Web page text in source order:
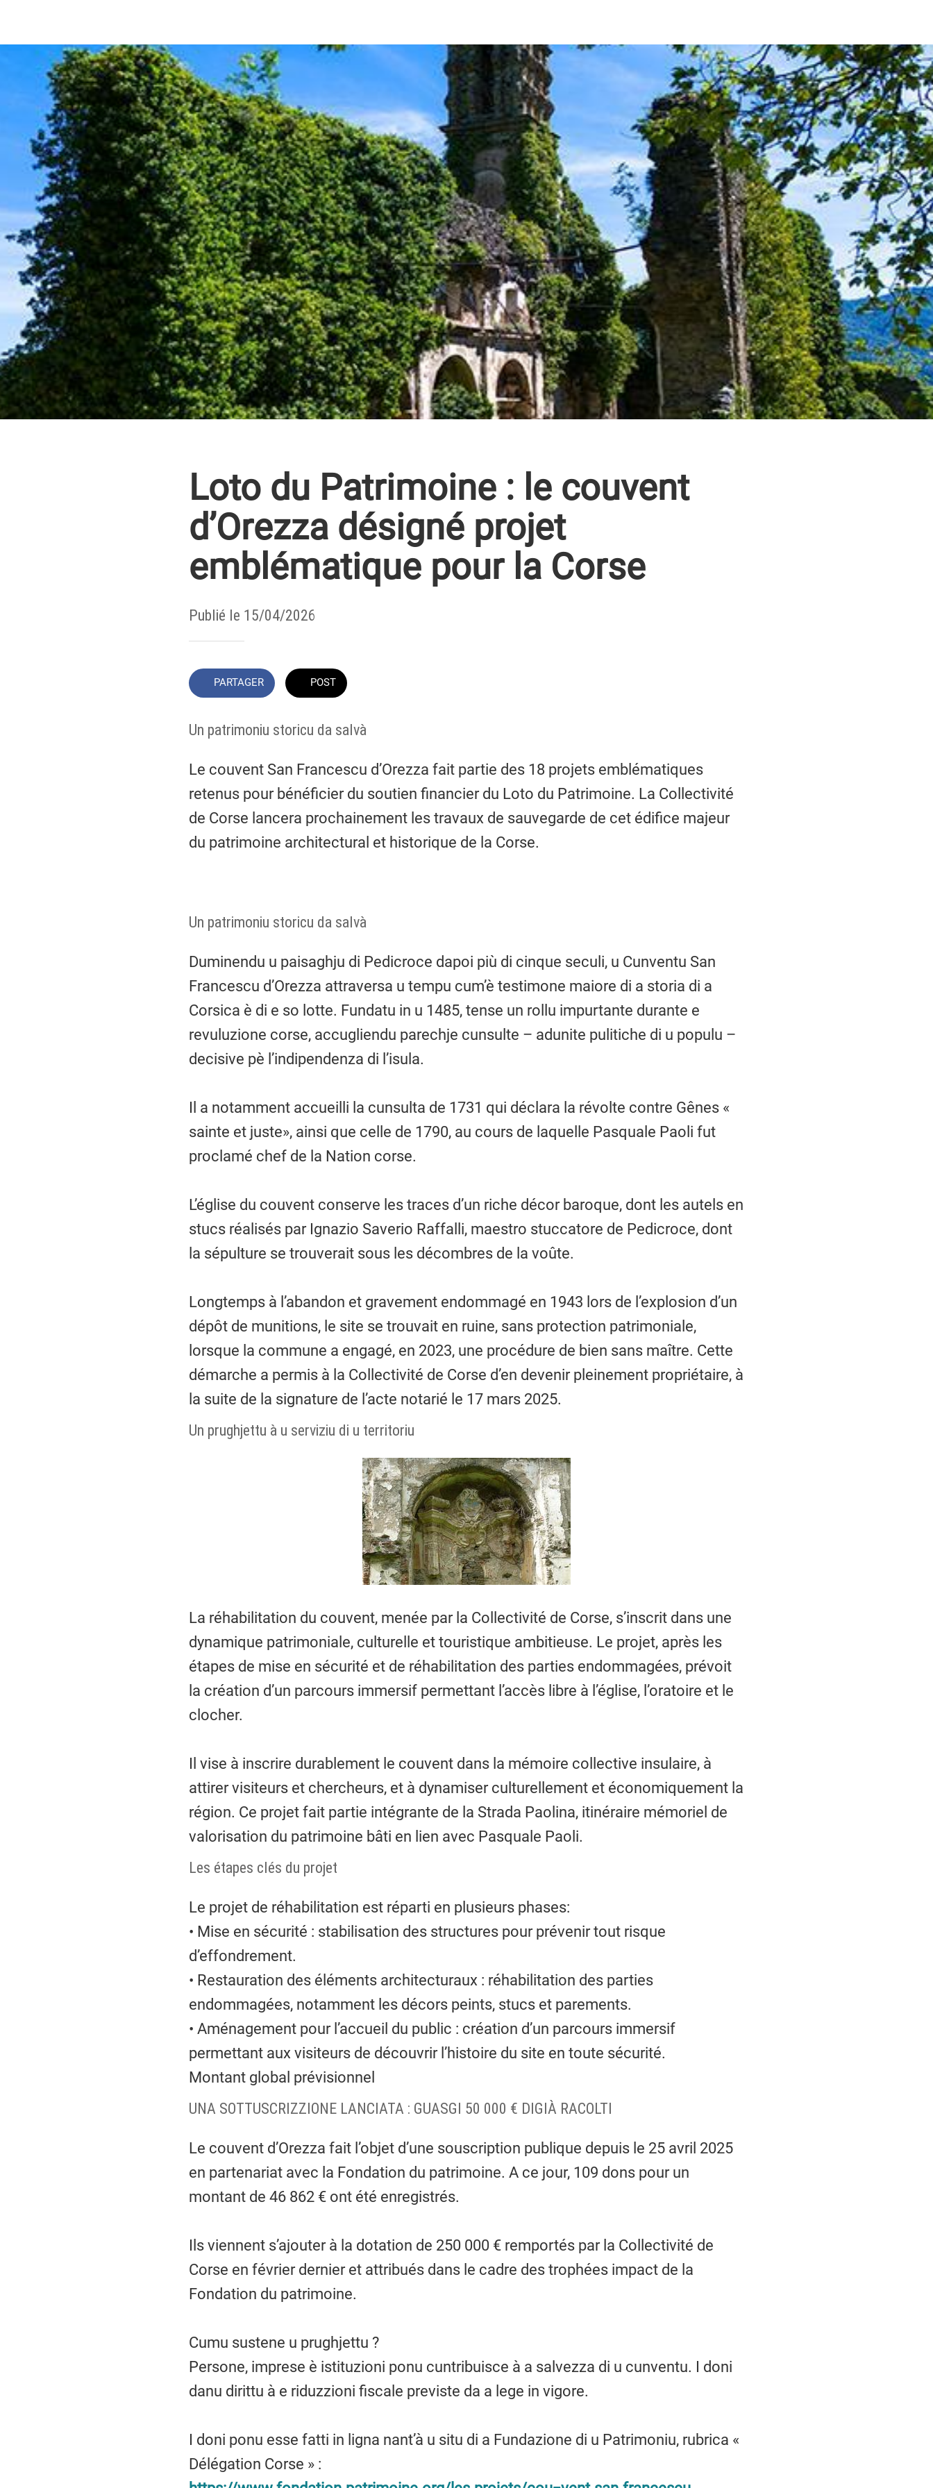
Loto du Patrimoine : le couvent
d’Orezza désigné projet
emblématique pour la Corse
Publié le 15/04/2026
PARTAGER POST
Un patrimoniu storicu da salvà
Le couvent San Francescu d’Orezza fait partie des 18 projets emblématiques
retenus pour bénéficier du soutien financier du Loto du Patrimoine. La Collectivité
de Corse lancera prochainement les travaux de sauvegarde de cet édifice majeur
du patrimoine architectural et historique de la Corse.
Un patrimoniu storicu da salvà
Duminendu u paisaghju di Pedicroce dapoi più di cinque seculi, u Cunventu San
Francescu d’Orezza attraversa u tempu cum’è testimone maiore di a storia di a
Corsica è di e so lotte. Fundatu in u 1485, tense un rollu impurtante durante e
revuluzione corse, accugliendu parechje cunsulte – adunite pulitiche di u populu –
decisive pè l’indipendenza di l’isula.
Il a notamment accueilli la cunsulta de 1731 qui déclara la révolte contre Gênes «
sainte et juste», ainsi que celle de 1790, au cours de laquelle Pasquale Paoli fut
proclamé chef de la Nation corse.
L’église du couvent conserve les traces d’un riche décor baroque, dont les autels en
stucs réalisés par Ignazio Saverio Raffalli, maestro stuccatore de Pedicroce, dont
la sépulture se trouverait sous les décombres de la voûte.
Longtemps à l’abandon et gravement endommagé en 1943 lors de l’explosion d’un
dépôt de munitions, le site se trouvait en ruine, sans protection patrimoniale,
lorsque la commune a engagé, en 2023, une procédure de bien sans maître. Cette
démarche a permis à la Collectivité de Corse d’en devenir pleinement propriétaire, à
la suite de la signature de l’acte notarié le 17 mars 2025.
Un prughjettu à u serviziu di u territoriu
La réhabilitation du couvent, menée par la Collectivité de Corse, s’inscrit dans une
dynamique patrimoniale, culturelle et touristique ambitieuse. Le projet, après les
étapes de mise en sécurité et de réhabilitation des parties endommagées, prévoit
la création d’un parcours immersif permettant l’accès libre à l’église, l’oratoire et le
clocher.
Il vise à inscrire durablement le couvent dans la mémoire collective insulaire, à
attirer visiteurs et chercheurs, et à dynamiser culturellement et économiquement la
région. Ce projet fait partie intégrante de la Strada Paolina, itinéraire mémoriel de
valorisation du patrimoine bâti en lien avec Pasquale Paoli.
Les étapes clés du projet
Le projet de réhabilitation est réparti en plusieurs phases:
• Mise en sécurité : stabilisation des structures pour prévenir tout risque
d’effondrement.
• Restauration des éléments architecturaux : réhabilitation des parties
endommagées, notamment les décors peints, stucs et parements.
• Aménagement pour l’accueil du public : création d’un parcours immersif
permettant aux visiteurs de découvrir l’histoire du site en toute sécurité.
Montant global prévisionnel
UNA SOTTUSCRIZZIONE LANCIATA : GUASGI 50 000 € DIGIÀ RACOLTI
Le couvent d’Orezza fait l’objet d’une souscription publique depuis le 25 avril 2025
en partenariat avec la Fondation du patrimoine. A ce jour, 109 dons pour un
montant de 46 862 € ont été enregistrés.
Ils viennent s’ajouter à la dotation de 250 000 € remportés par la Collectivité de
Corse en février dernier et attribués dans le cadre des trophées impact de la
Fondation du patrimoine.
Cumu sustene u prughjettu ?
Persone, imprese è istituzioni ponu cuntribuisce à a salvezza di u cunventu. I doni
danu dirittu à e riduzzioni fiscale previste da a lege in vigore.
I doni ponu esse fatti in ligna nant’à u situ di a Fundazione di u Patrimoniu, rubrica «
Délégation Corse » :